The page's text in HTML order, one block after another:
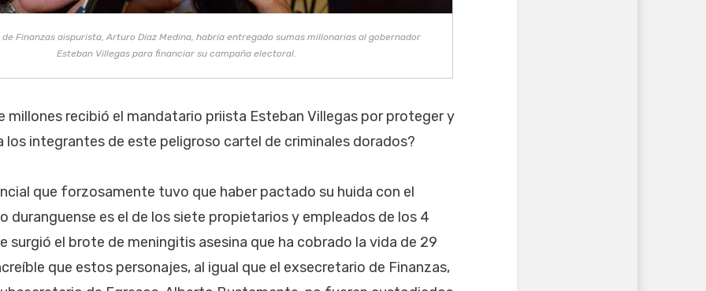
Finanzas aispurista, Arturo Díaz Medina, habría entregado sumas millonarias al gobernador
Esteban Villegas para financiar su campaña electoral.
millones recibió el mandatario priista Esteban Villegas por proteger y
los integrantes de este peligroso cartel de criminales dorados?
que forzosamente tuvo que haber pactado su huida con el
duranguense es el de los siete propietarios y empleados de los 4
surgió el brote de meningitis asesina que ha cobrado la vida de 29
que estos personajes, al igual que el exsecretario de Finanzas,